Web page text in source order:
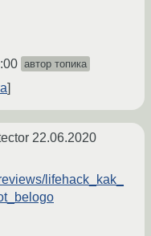
автор топика
22.06.2020
lifehack_kak_